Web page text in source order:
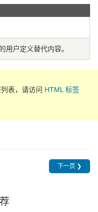
用户定义替代内容。
表，请访问 HTML 标签
下一页 ❯